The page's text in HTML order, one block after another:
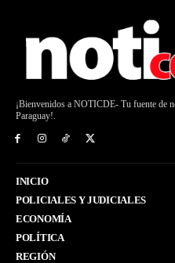
¡Bienvenidos a NOTICDE- Tu fuente de
Paraguay!.
INICIO
POLICIALES Y JUDICIALES
ECONOMÍA
POLÍTICA
REGIÓN